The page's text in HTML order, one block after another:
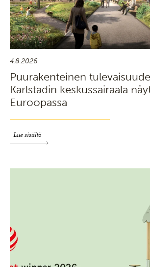
4.8.2026
Puurakenteinen
Karlstadin keskussairaala
Euroopassa
Lue sisältö